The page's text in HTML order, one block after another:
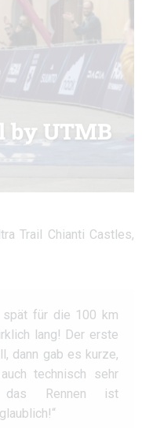
by UTMB
Trail Chianti Castles,
für die 100 km
lang! Der erste
dann gab es kurze,
technisch sehr
das Rennen ist